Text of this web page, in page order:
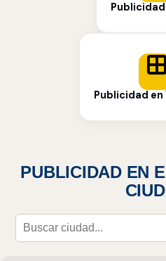
Publicidad
Publicidad en
PUBLICIDAD EN